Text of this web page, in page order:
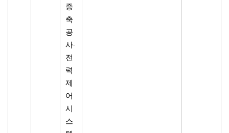
증
축
공
사-
전
력
제
어
시
스